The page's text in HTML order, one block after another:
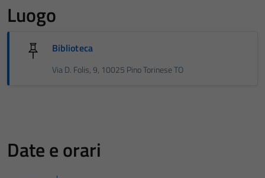
Luogo
Biblioteca
Via D. Folis, 9, 10025 Pino Torinese TO
Date e orari